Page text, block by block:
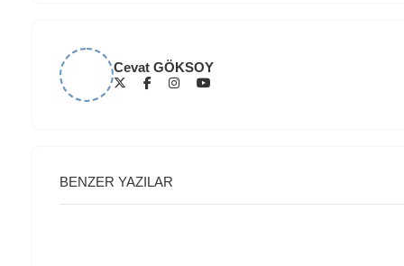
Cevat GÖKSOY
BENZER YAZILAR